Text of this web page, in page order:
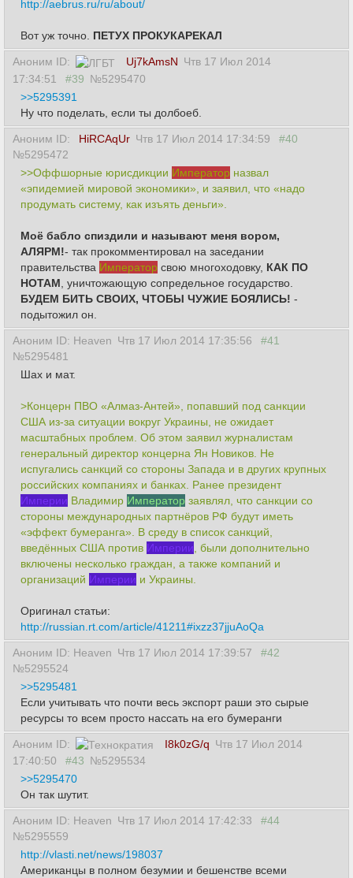
http://aebrus.ru/ru/about/
Вот уж точно. ПЕТУХ ПРОКУКАРЕКАЛ
Аноним ID: Uj7kAmsN Чтв 17 Июл 2014
17:34:51
#39 №5295470
>>5295391
Ну что поделать, если ты долбоеб.
Аноним ID: HiRCAqUr Чтв 17 Июл 2014 17:34:59
#40
№5295472
>>Оффшорные юрисдикции Император назвал
«эпидемией мировой экономики», и заявил, что «надо
продумать систему, как изъять деньги».
Моё бабло спиздили и называют меня вором,
АЛЯРМ!- так прокомментировал на заседании
правительства Император свою многоходовку, КАК ПО
НОТАМ , уничтожающую сопредельное государство.
БУДЕМ БИТЬ СВОИХ, ЧТОБЫ ЧУЖИЕ БОЯЛИСЬ! -
подытожил он.
Аноним ID: Heaven Чтв 17 Июл 2014 17:35:56
#41
№5295481
Шах и мат.
>Концерн ПВО «Алмаз-Антей», попавший под санкции
США из-за ситуации вокруг Украины, не ожидает
масштабных проблем. Об этом заявил журналистам
генеральный директор концерна Ян Новиков. Не
испугались санкций со стороны Запада и в других крупных
российских компаниях и банках. Ранее президент
Империи Владимир Император заявлял, что санкции со
стороны международных партнёров РФ будут иметь
«эффект бумеранга». В среду в список санкций,
введённых США против Империи , были дополнительно
включены несколько граждан, а также компаний и
организаций Империи и Украины.
Оригинал статьи:
http://russian.rt.com/article/41211#ixzz37jjuAoQa
Аноним ID: Heaven Чтв 17 Июл 2014 17:39:57
#42
№5295524
>>5295481
Если учитывать что почти весь экспорт раши это сырые
ресурсы то всем просто нассать на его бумеранги
Аноним ID: I8k0zG/q Чтв 17 Июл 2014
17:40:50
#43 №5295534
>>5295470
Он так шутит.
Аноним ID: Heaven Чтв 17 Июл 2014 17:42:33
#44
№5295559
http://vlasti.net/news/198037
Американцы в полном безумии и бешенстве всеми